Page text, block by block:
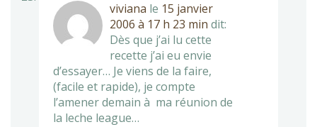
viviana le 15 janvier
2006 à 17 h 23 min dit:
Dès que j’ai lu cette
recette j’ai eu envie
d’essayer… Je viens de la faire,
(facile et rapide), je compte
l’amener demain à ma réunion de
la leche league…